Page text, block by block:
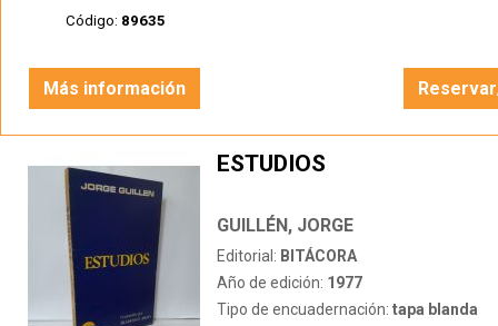
Código: 89635
Más información
ESTUDIOS
GUILLÉN, JORGE
Editorial: BITÁCORA
Año de edición: 1977
Tipo de encuadernación: tapa blanda